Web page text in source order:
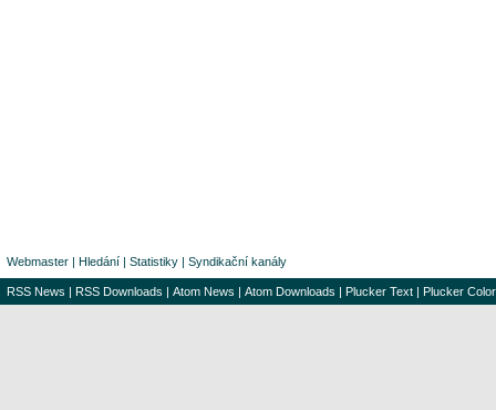
Webmaster | Hledání | Statistiky | Syndikační kanály
RSS News | RSS Downloads | Atom News | Atom Downloads | Plucker Text | Plucker Color